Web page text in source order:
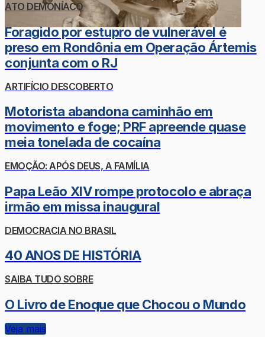
ATO DEMONÍACO
Foragido por estupro de vulnerável é
preso em Rondônia em Operação Ártemis
conjunta com o RJ
ARTIFÍCIO DESCOBERTO
Motorista abandona caminhão em
movimento e foge; PRF apreende quase
meia tonelada de cocaína
EMOÇÃO: APÓS DEUS, A FAMÍLIA
Papa Leão XIV rompe protocolo e abraça
irmão em missa inaugural
DEMOCRACIA NO BRASIL
40 ANOS DE HISTÓRIA
SAIBA TUDO SOBRE
O Livro de Enoque que Chocou o Mundo
Veja mais